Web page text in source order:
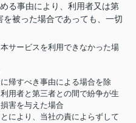
る事由により、利用者又は第
被った場合であっても、一切
サービスを利用できなかった場
帰すべき事由による場合を除
用者と第三者との間で紛争が生
害を与えた場合
により、当社の責によらずして